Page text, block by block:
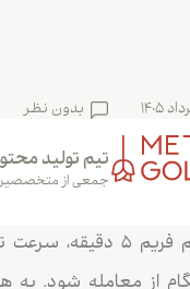
بدون نظر
تیم تولید
جمعی از متخصصین
در تایم فریم ۵